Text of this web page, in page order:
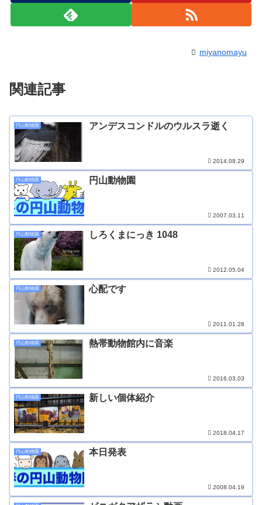
miyanomayu
関連記事
円山動物園 アンデスコンドルのウルスラ逝く
2014.08.29
円山動物園 円山動物園
2007.03.11
円山動物園 しろくまにっき 1048
2012.05.04
円山動物園 心配です
2011.01.28
円山動物園 熱帯動物館内に音楽
2016.03.03
円山動物園 新しい個体紹介
2018.04.17
円山動物園 本日発表
2008.04.19